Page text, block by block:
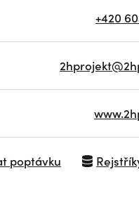
+420
poptávku